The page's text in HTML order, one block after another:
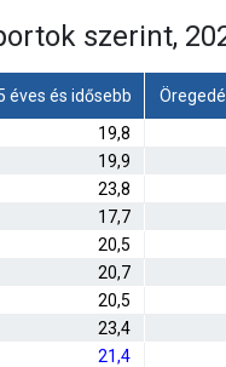
szerint,
éves és idősebb
19,8
19,9
23,8
17,7
20,5
20,7
20,5
23,4
21,4